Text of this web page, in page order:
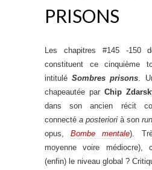
PRISONS
Les chapitres #145 -150
constituent ce cinquième
intituléSombres prisons.
chapeautée par Chip
dans son ancien récit
connecté a posteriori à son run
opus,Bombe mentale).
moyenne voire médiocre),
(enfin) le niveau global ?